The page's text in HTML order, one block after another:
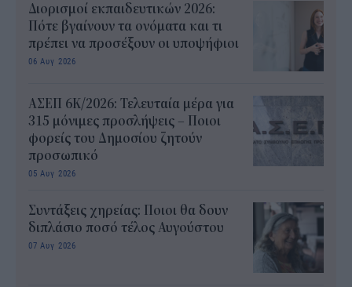
Διορισμοί εκπαιδευτικών 2026:
Πότε βγαίνουν τα ονόματα και τι
πρέπει να προσέξουν οι υποψήφιοι
06 Αυγ 2026
ΑΣΕΠ 6Κ/2026: Τελευταία μέρα για
315 μόνιμες προσλήψεις – Ποιοι
φορείς του Δημοσίου ζητούν
προσωπικό
05 Αυγ 2026
Συντάξεις χηρείας: Ποιοι θα δουν
διπλάσιο ποσό τέλος Αυγούστου
07 Αυγ 2026